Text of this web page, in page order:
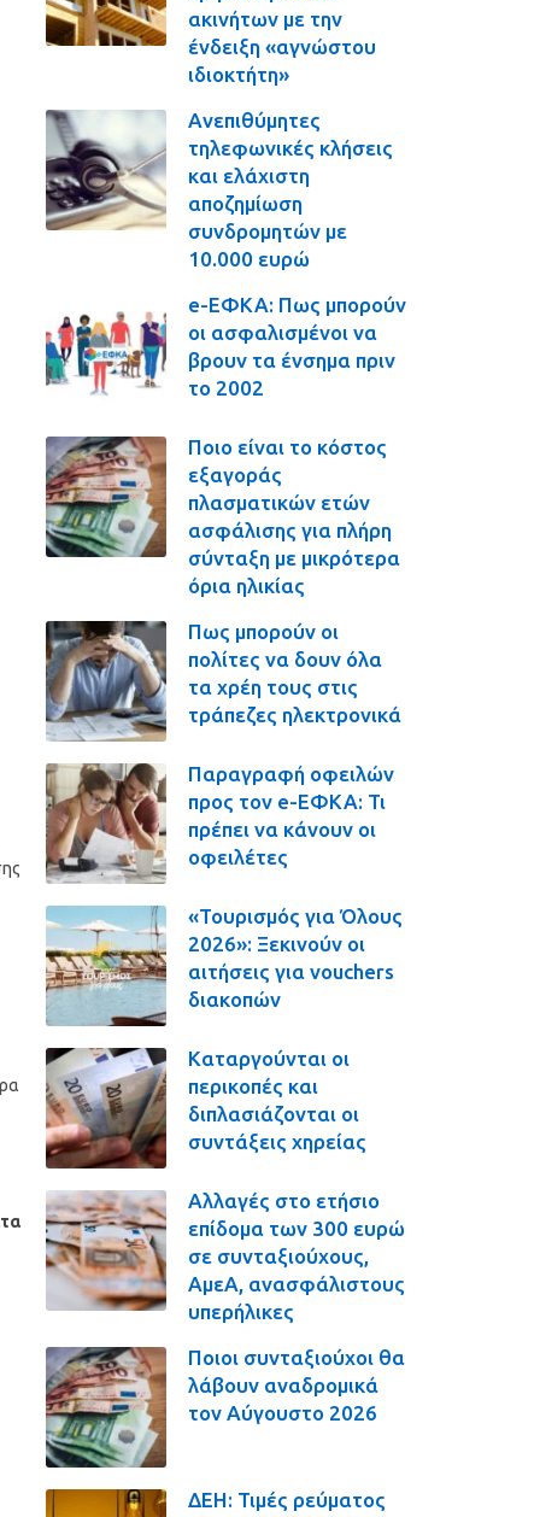
ακινήτων με την
ένδειξη «αγνώστου
ιδιοκτήτη»
Ανεπιθύμητες
τηλεφωνικές κλήσεις
και ελάχιστη
αποζημίωση
συνδρομητών με
10.000 ευρώ
e-ΕΦΚΑ: Πως μπορούν
οι ασφαλισμένοι να
βρουν τα ένσημα πριν
το 2002
Ποιο είναι το κόστος
εξαγοράς
πλασματικών ετών
ασφάλισης για πλήρη
σύνταξη με μικρότερα
όρια ηλικίας
Πως μπορούν οι
πολίτες να δουν όλα
τα χρέη τους στις
τράπεζες ηλεκτρονικά
Παραγραφή οφειλών
προς τον e-ΕΦΚΑ: Τι
πρέπει να κάνουν οι
οφειλέτες
«Τουρισμός για Όλους
2026»: Ξεκινούν οι
αιτήσεις για vouchers
διακοπών
Καταργούνται οι
περικοπές και
διπλασιάζονται οι
συντάξεις χηρείας
Αλλαγές στο ετήσιο
επίδομα των 300 ευρώ
σε συνταξιούχους,
ΑμεΑ, ανασφάλιστους
υπερήλικες
Ποιοι συνταξιούχοι θα
λάβουν αναδρομικά
τον Αύγουστο 2026
ΔΕΗ: Τιμές ρεύματος